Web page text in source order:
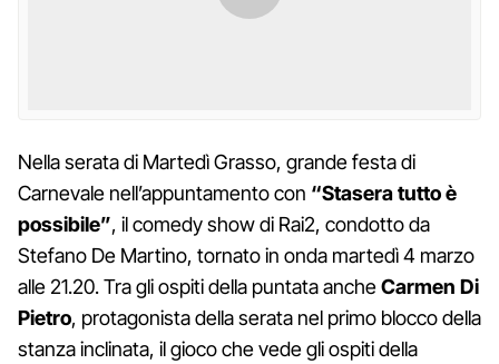
Nella serata di Martedì Grasso, grande festa di
Carnevale nell’appuntamento con “Stasera tutto è
possibile”, il comedy show di Rai2, condotto da
Stefano De Martino, tornato in onda martedì 4 marzo
alle 21.20. Tra gli ospiti della puntata ancheCarmen Di
Pietro, protagonista della serata nel primo blocco della
stanza inclinata, il gioco che vede gli ospiti della